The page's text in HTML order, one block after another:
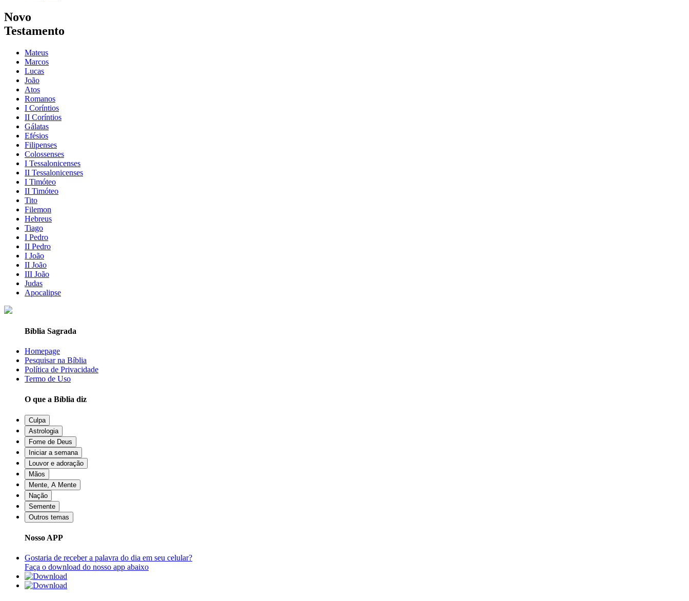
Novo
Testamento
Mateus
Marcos
Lucas
João
Atos
Romanos
I Coríntios
II Coríntios
Gálatas
Efésios
Filipenses
Colossenses
I Tessalonicenses
II Tessalonicenses
I Timóteo
II Timóteo
Tito
Filemon
Hebreus
Tiago
I Pedro
II Pedro
I João
II João
III João
Judas
Apocalipse
Bíblia Sagrada
Homepage
Pesquisar na Bíblia
Política de Privacidade
Termo de Uso
O que a Bíblia diz
Culpa
Astrologia
Fome de Deus
Iniciar a semana
Louvor e adoração
Mãos
Mente, A Mente
Nação
Semente
Outros temas
Nosso APP
Gostaria de receber a palavra do dia em seu celular?
Faça o download do nosso app abaixo